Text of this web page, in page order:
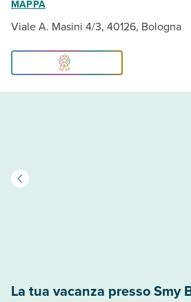
MAPPA
Viale A. Masini 4/3, 40126, Bologna
La tua vacanza presso Smy